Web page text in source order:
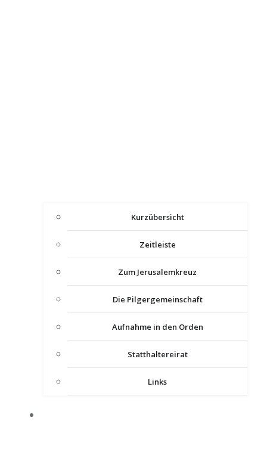
Kurzübersicht
Zeitleiste
Zum Jerusalemkreuz
Die Pilgergemeinschaft
Aufnahme in den Orden
Statthaltereirat
Links